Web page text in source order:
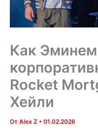
Как
Rocket
Хейли
От Alex Z • 01.02.2026